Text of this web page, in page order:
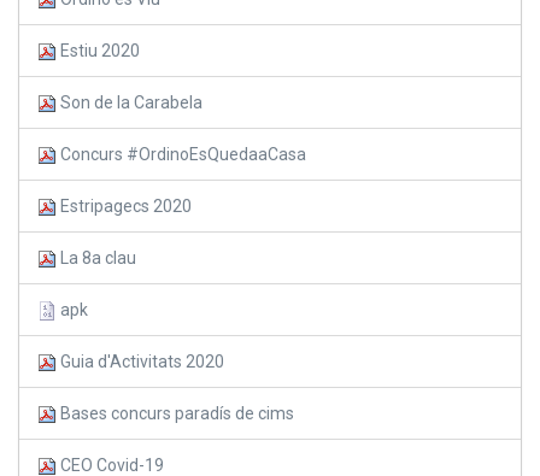
Estiu 2020
Son de la Carabela
Concurs #OrdinoEsQuedaaCasa
Estripagecs 2020
La 8a clau
apk
Guia d'Activitats 2020
Bases concurs paradís de cims
CEO Covid-19